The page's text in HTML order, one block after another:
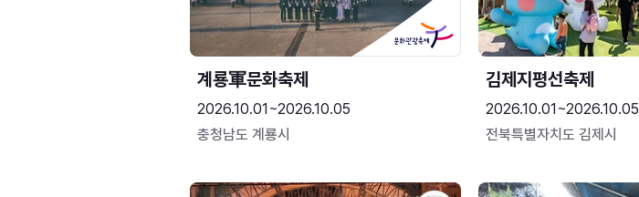
2026.10.01~2026.10.05
충청남도 계룡시
김제지평선축제
2026.10.01~2026.10.05
전북특별자치도 김제시